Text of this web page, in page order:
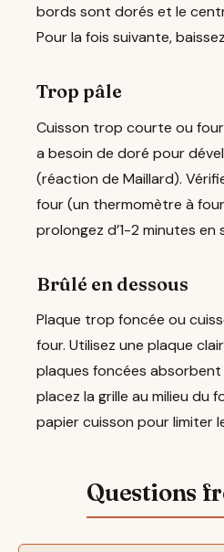
bords sont dorés et le
Pour la fois suivante,
Trop pâle
Cuisson trop courte ou
a besoin de doré pour
(réaction de Maillard).
four (un thermomètre à
prolongez d’1-2 minutes en
Brûlé en dessous
Plaque trop foncée ou
four. Utilisez une plaque
plaques foncées absorbent
placez la grille au milieu du
papier cuisson pour limiter